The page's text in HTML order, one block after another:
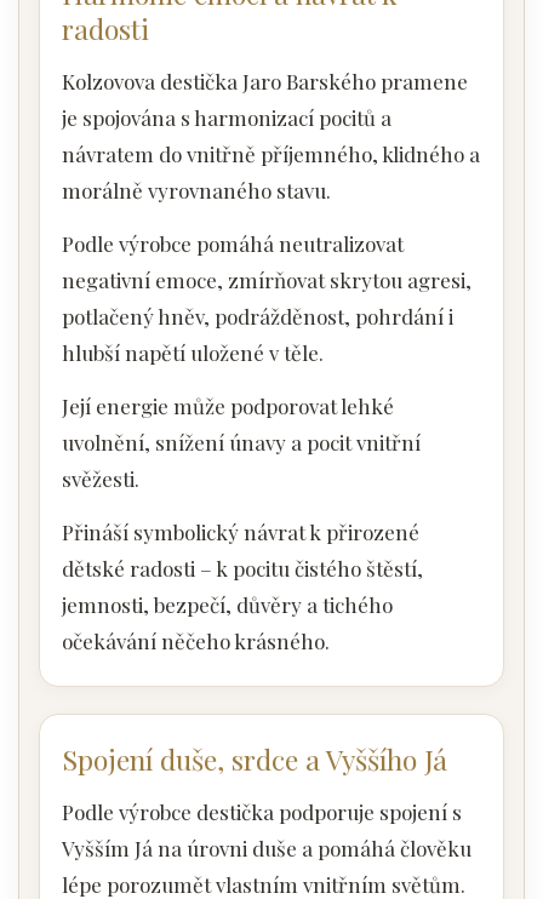
radosti
Kolzovova destička Jaro Barského pramene
je spojována s harmonizací pocitů a
návratem do vnitřně příjemného, klidného a
morálně vyrovnaného stavu.
Podle výrobce pomáhá neutralizovat
negativní emoce, zmírňovat skrytou agresi,
potlačený hněv, podrážděnost, pohrdání i
hlubší napětí uložené v těle.
Její energie může podporovat lehké
uvolnění, snížení únavy a pocit vnitřní
svěžesti.
Přináší symbolický návrat k přirozené
dětské radosti – k pocitu čistého štěstí,
jemnosti, bezpečí, důvěry a tichého
očekávání něčeho krásného.
Spojení duše, srdce a Vyššího Já
Podle výrobce destička podporuje spojení s
Vyšším Já na úrovni duše a pomáhá člověku
lépe porozumět vlastním vnitřním světům.